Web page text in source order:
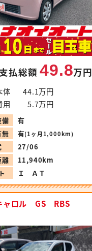
支払総額49.8万円
体
44.1万円
用
5.7万円
備
有
無
有(1ヶ月1,000km)
27/06
離
11,940km
Ｉ ＡＴ
ャロル GS RBS